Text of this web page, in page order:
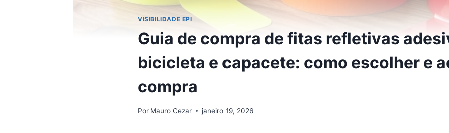
VISIBILIDADE EPI
Guia de compra de fitas refletivas
bicicleta e capacete: como escolher e
compra
Por Mauro Cezar janeiro 19, 2026